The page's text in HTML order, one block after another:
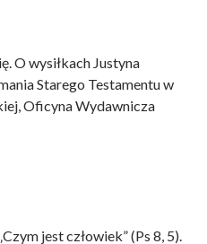
O wysiłkach Justyna
Starego Testamentu w
Oficyna Wydawnicza
jest człowiek” (Ps 8, 5).